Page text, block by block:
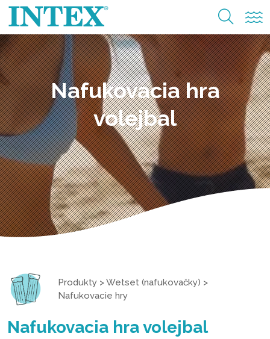
Nafukovacia hra
volejbal
Produkty >Wetset (nafukovačky) >
Nafukovacie hry
Nafukovacia hra volejbal